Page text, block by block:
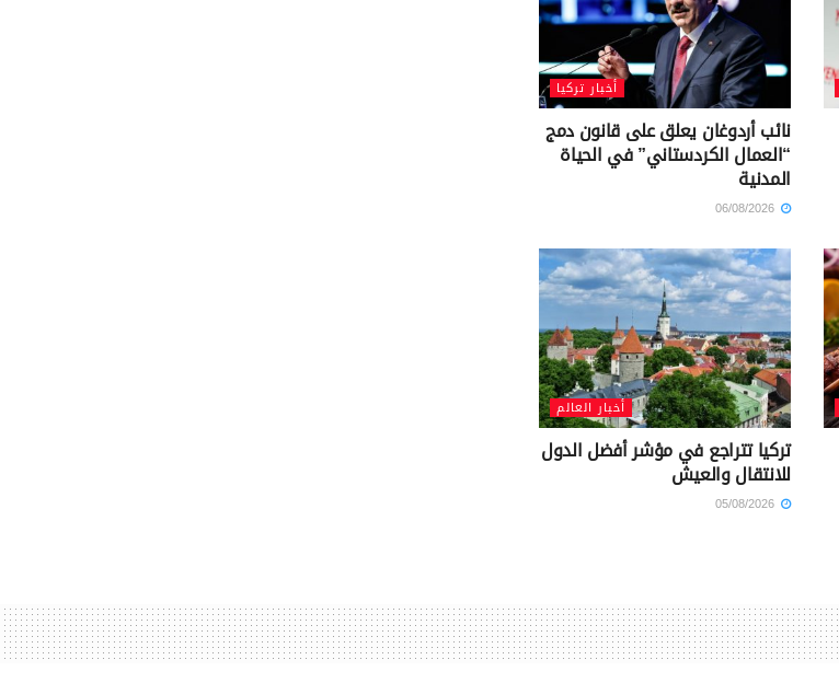
أخبار تركيا
نائب أردوغان يعلق على قانون دمج
“العمال الكردستاني” في الحياة
المدنية
أخبار العالم
تركيا تتراجع في مؤشر أفضل الدول
للانتقال والعيش